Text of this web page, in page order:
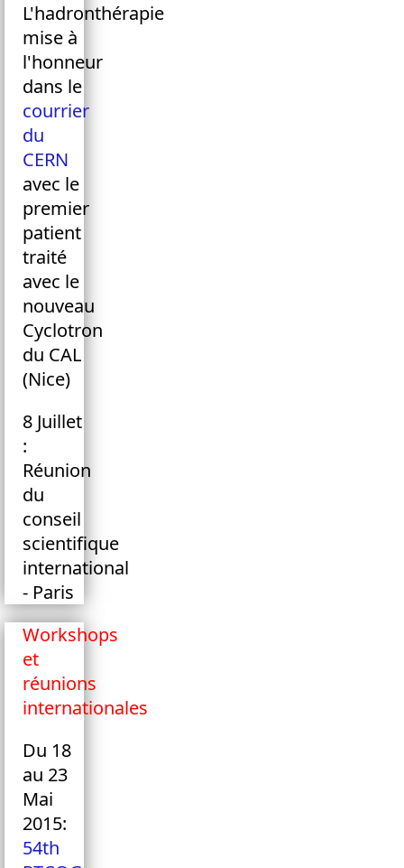
L'hadronthérapie
mise à
l'honneur
dans le
courrier
du
CERN
avec le
premier
patient
traité
avec le
nouveau
Cyclotron
du CAL
(Nice)
8 Juillet
:
Réunion
du
conseil
scientifique
international
- Paris
Workshops
et
réunions
internationales
Du 18
au 23
Mai
2015:
54th